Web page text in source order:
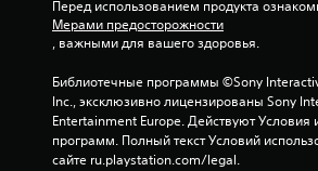
Перед использованием продукта
Мерами предосторожности
, важными для вашего здоровья.
Библиотечные программы ©Sony
Inc., эксклюзивно лицензированы Sony
Entertainment Europe. Действуют Условия
программ. Полный текст Условий
сайте ru.playstation.com/legal.